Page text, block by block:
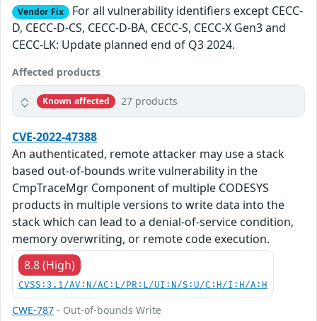
Vendor Fix For all vulnerability identifiers except CECC-
D, CECC-D-CS, CECC-D-BA, CECC-S, CECC-X Gen3 and
CECC-LK: Update planned end of Q3 2024.
Affected products
Known affected 27 products
CVE-2022-47388
An authenticated, remote attacker may use a stack
based out-of-bounds write vulnerability in the
CmpTraceMgr Component of multiple CODESYS
products in multiple versions to write data into the
stack which can lead to a denial-of-service condition,
memory overwriting, or remote code execution.
8.8 (High)
CVSS:3.1/AV:N/AC:L/PR:L/UI:N/S:U/C:H/I:H/A:H
CWE-787 - Out-of-bounds Write